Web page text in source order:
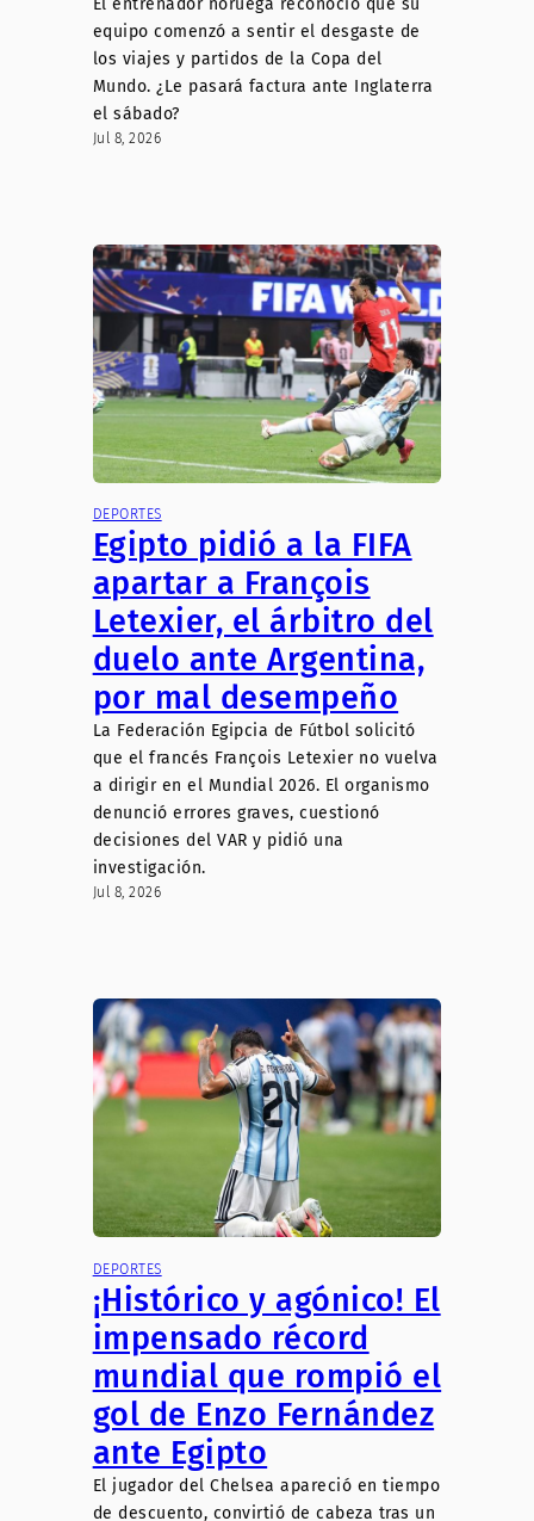
El entrenador noruega reconoció que su
equipo comenzó a sentir el desgaste de
los viajes y partidos de la Copa del
Mundo. ¿Le pasará factura ante Inglaterra
el sábado?
Jul 8, 2026
DEPORTES
Egipto pidió a la FIFA
apartar a François
Letexier, el árbitro del
duelo ante Argentina,
por mal desempeño
La Federación Egipcia de Fútbol solicitó
que el francés François Letexier no vuelva
a dirigir en el Mundial 2026. El organismo
denunció errores graves, cuestionó
decisiones del VAR y pidió una
investigación.
Jul 8, 2026
DEPORTES
¡Histórico y agónico! El
impensado récord
mundial que rompió el
gol de Enzo Fernández
ante Egipto
El jugador del Chelsea apareció en tiempo
de descuento, convirtió de cabeza tras un